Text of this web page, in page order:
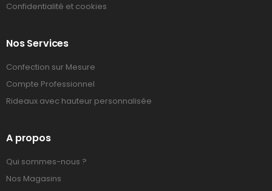
Confidentialité et cookies
Nos Services
Confection sur Mesure
Compte Professionnel
Rideaux avec hauteur personnalisée
A propos
Qui sommes-nous ?
Nos Magasins